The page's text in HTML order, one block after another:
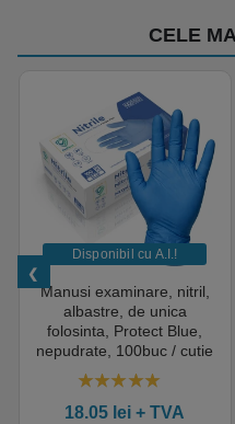
CELE
Disponibil cu A.I.​!
Manusi examinare, nitril,
albastre, de unica
folosinta, Protect Blue,
nepudrate, 100buc / cutie
pentru medical, HoReCa,
saloane si domeniul
industrial, calitate premium
18.05 lei + TVA